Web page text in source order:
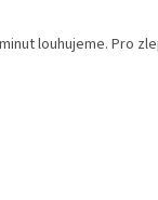
louhujeme. Pro